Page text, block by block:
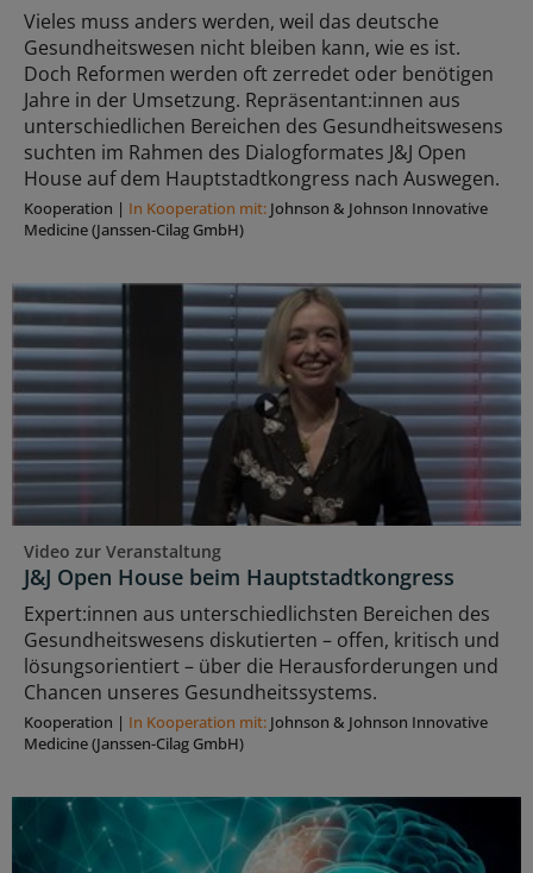
Vieles muss anders werden, weil das deutsche
Gesundheitswesen nicht bleiben kann, wie es ist.
Doch Reformen werden oft zerredet oder benötigen
Jahre in der Umsetzung. Repräsentant:innen aus
unterschiedlichen Bereichen des Gesundheitswesens
suchten im Rahmen des Dialogformates J&J Open
House auf dem Hauptstadtkongress nach Auswegen.
Kooperation | In Kooperation mit: Johnson & Johnson Innovative
Medicine (Janssen-Cilag GmbH)
Video zur Veranstaltung
J&J Open House beim Hauptstadtkongress
Expert:innen aus unterschiedlichsten Bereichen des
Gesundheitswesens diskutierten – offen, kritisch und
lösungsorientiert – über die Herausforderungen und
Chancen unseres Gesundheitssystems.
Kooperation | In Kooperation mit: Johnson & Johnson Innovative
Medicine (Janssen-Cilag GmbH)